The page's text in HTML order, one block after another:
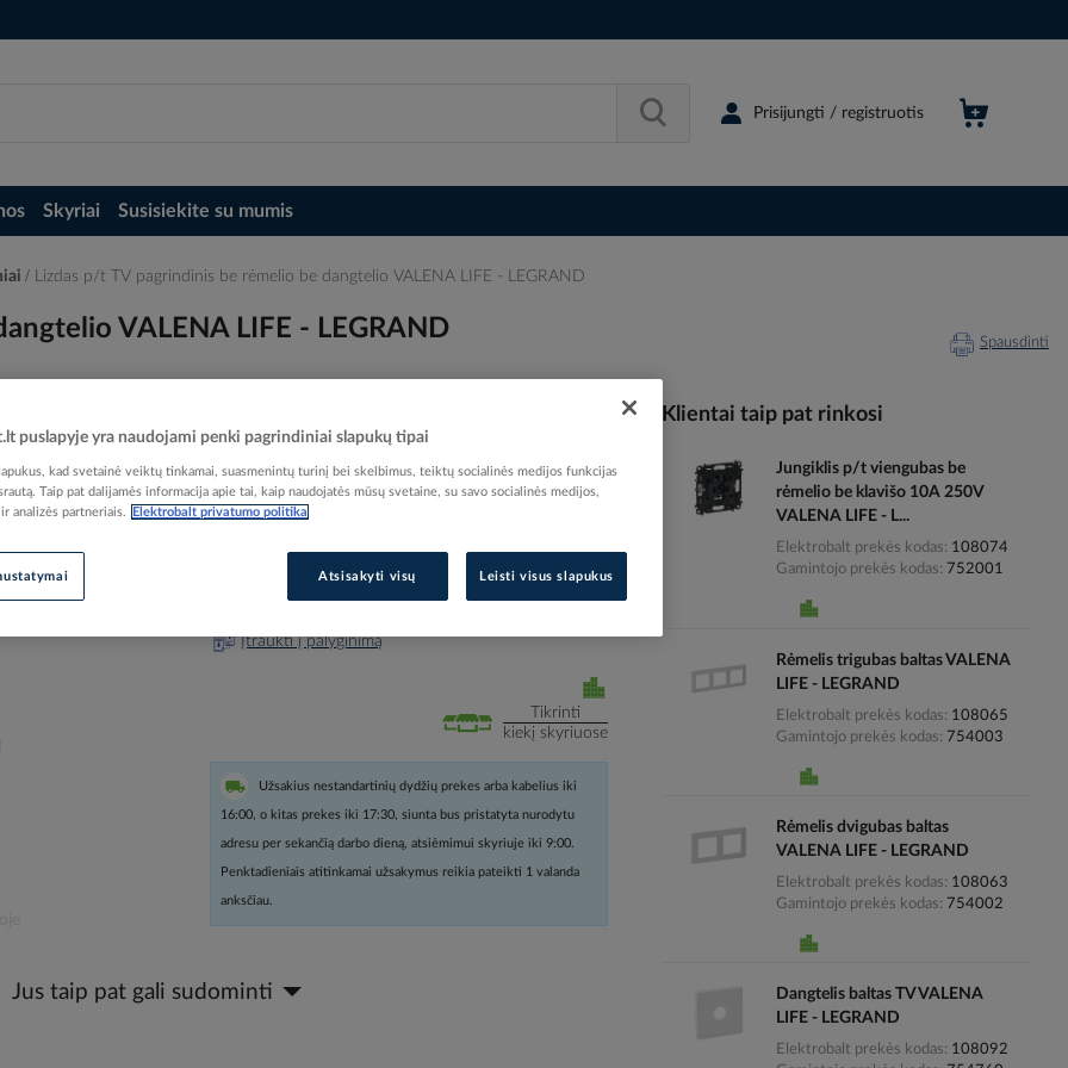
Prisijungti / registruotis
Skyriai Susisiekite su mumis
Lizdas p/t TV pagrindinis be rėmelio be dangtelio VALENA LIFE - LEGRAND
VALENA LIFE - LEGRAND Spausdinti
Elektrobalt prekės kodas
108084
EAN kodas
3414970451583
Prisijunkite, norėdami pamatyti kainas
Įtraukti į palyginimą
Tikrinti
kiekį skyriuose
Užsakius nestandartinių dydžių prekes arba kabelius iki
16:00, o kitas prekes iki 17:30, siunta bus pristatyta nurodytu
adresu per sekančią darbo dieną, atsiėmimui skyriuje iki 9:00.
Penktadieniais atitinkamai užsakymus reikia pateikti 1 valanda
anksčiau.
Jus taip pat gali sudominti
Klientai taip pat rinkosi
Jungiklis p/t viengubas be
rėmelio be klavišo 10A 250V
VALENA LIFE - L...
Elektrobalt prekės kodas
108074
Gamintojo prekės kodas
752001
Rėmelis trigubas baltas VALENA
LIFE - LEGRAND
Elektrobalt prekės kodas
108065
Gamintojo prekės kodas
754003
Rėmelis dvigubas baltas
VALENA LIFE - LEGRAND
Elektrobalt prekės kodas
108063
Gamintojo prekės kodas
754002
Dangtelis baltas TV VALENA
LIFE - LEGRAND
Elektrobalt prekės kodas
108092
puslapyje yra naudojami penki pagrindiniai slapukų tipai
kad svetainė veiktų tinkamai, suasmenintų turinį bei skelbimus, teiktų socialinės medijos funkcijas
Taip pat dalijamės informacija apie tai, kaip naudojatės mūsų svetaine, su savo socialinės medijos,
analizės partneriais.
Elektrobalt privatumo politika
Atsisakyti visų Leisti visus slapukus